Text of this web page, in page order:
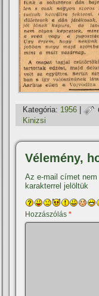
Kategória: 1956 |
Kinizsi
Vélemény,
Az e-mail címet
karakterrel jelöltük
Hozzászólás*